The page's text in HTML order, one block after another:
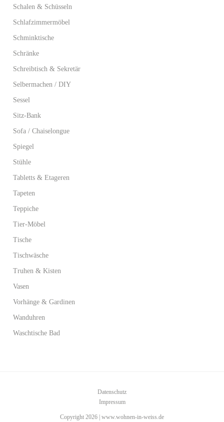
Schalen & Schüsseln
Schlafzimmermöbel
Schminktische
Schränke
Schreibtisch & Sekretär
Selbermachen / DIY
Sessel
Sitz-Bank
Sofa / Chaiselongue
Spiegel
Stühle
Tabletts & Etageren
Tapeten
Teppiche
Tier-Möbel
Tische
Tischwäsche
Truhen & Kisten
Vasen
Vorhänge & Gardinen
Wanduhren
Waschtische Bad
Datenschutz
Impressum
Copyright 2026 | www.wohnen-in-weiss.de